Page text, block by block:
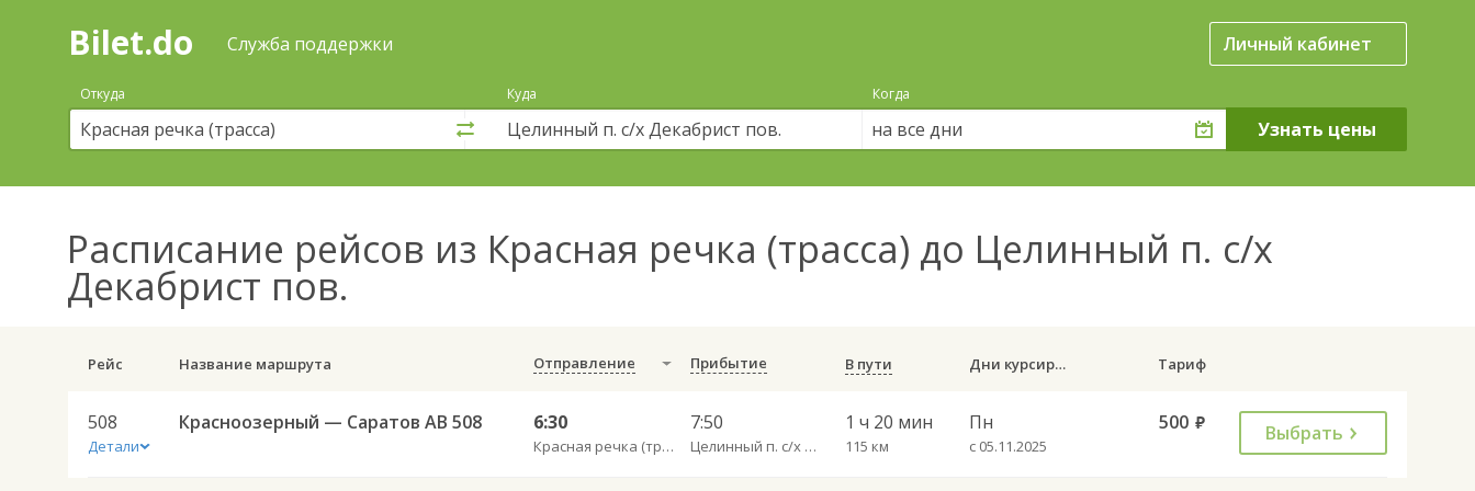
Поиск
покупка
билетов
автобус
онлайн
Bilet.do Служба поддержки Личный кабинет
Откуда Куда Когда
на все дни
Расписание рейсов из Красная речка (трасса) до Целинный п. с/х
Декабрист пов.
Рейс Название маршрута Отправление Прибытие В пути Дни курсирования Тариф
508
Детали
Красноозерный — Саратов АВ 508 6:30
Красная речка (трасса)
7:50
Целинный п. с/х Декабрист пов.
1 ч 20 мин
115 км
Пн
с 05.11.2025
500 руб. Выбрать